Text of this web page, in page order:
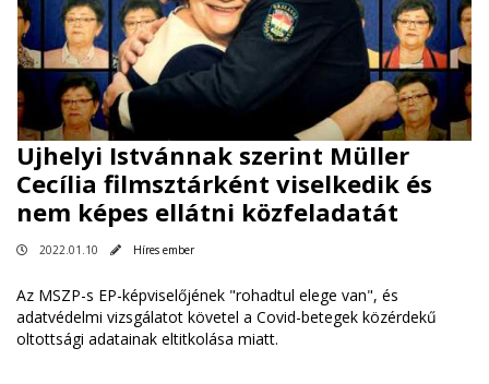
Ujhelyi Istvánnak szerint Müller
Cecília filmsztárként viselkedik és
nem képes ellátni közfeladatát
2022.01.10 Híres ember
Az MSZP-s EP-képviselőjének "rohadtul elege van", és
adatvédelmi vizsgálatot követel a Covid-betegek közérdekű
oltottsági adatainak eltitkolása miatt.